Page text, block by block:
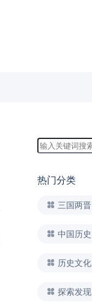
热门分类
三国两晋
中国历史
历史文化
探索发现